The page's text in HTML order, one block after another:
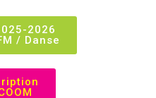
2026
/ Danse